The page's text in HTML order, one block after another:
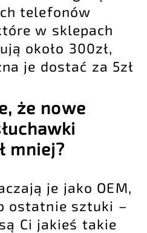
telefonów
w sklepach
około 300zł,
je dostać za 5zł
że nowe
mniej?
je jako OEM,
ostatnie sztuki –
Ci jakieś takie